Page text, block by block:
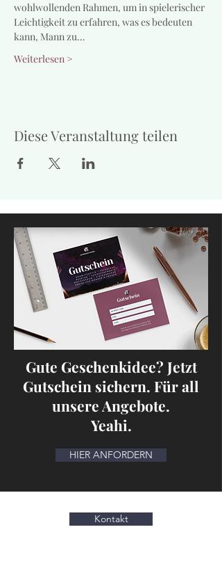
wohlwollenden Rahmen, um in spielerischer
Leichtigkeit zu erfahren, was es bedeuten
kann, Mann zu…
Weiterlesen >
Diese Veranstaltung teilen
Gute Geschenkidee? Jetzt
Gutschein sichern. Für all
unsere Angebote.
Yeahi.
HIER ANFORDERN
Kontakt